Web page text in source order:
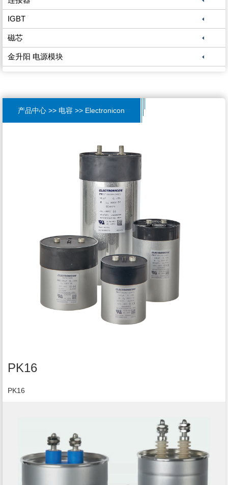
IGBT
磁芯
金升阳 电源模块
产品中心 >> 电容 >> Electronicon
PK16
PK16